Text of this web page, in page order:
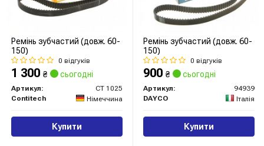
Ремінь зубчастий (довж. 60-
150)
0 відгуків
1 300 ₴ сьогодні
Артикул:
CT 1025
Contitech
Німеччина
Купити
Ремінь зубчастий (довж. 60-
150)
0 відгуків
900 ₴ сьогодні
Артикул:
94939
DAYCO
Італія
Купити